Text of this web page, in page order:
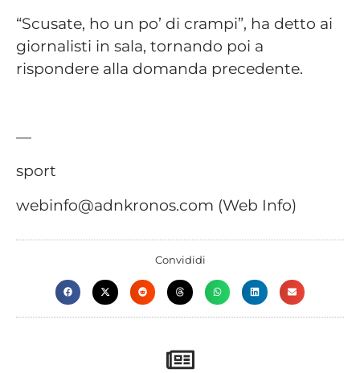
“Scusate, ho un po’ di crampi”, ha detto ai
giornalisti in sala, tornando poi a
rispondere alla domanda precedente.
—
sport
webinfo@adnkronos.com (Web Info)
Convididi